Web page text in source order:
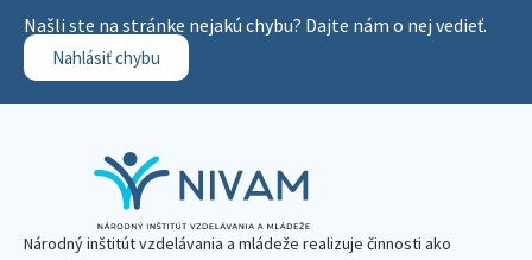
Našli ste na stránke nejakú chybu? Dajte nám o nej vedieť.
Nahlásiť chybu
Národný inštitút vzdelávania a mládeže realizuje činnosti ako